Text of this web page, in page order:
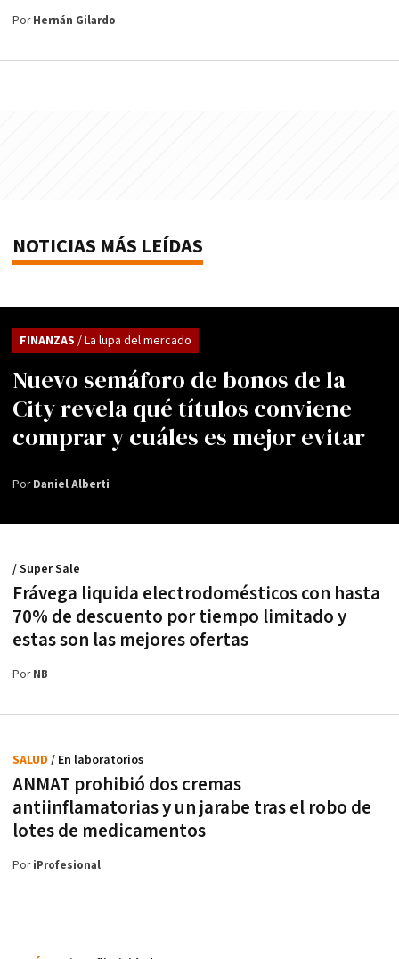
PorHernán Gilardo
NOTICIAS MÁS LEÍDAS
Nuevo semáforo de bonos de la
City revela qué títulos conviene
comprar y cuáles es mejor evitar
FINANZAS / La lupa del mercado
PorDaniel Alberti
Frávega liquida electrodomésticos con hasta
70% de descuento por tiempo limitado y
estas son las mejores ofertas
/ Super Sale
PorNB
ANMAT prohibió dos cremas
antiinflamatorias y un jarabe tras el robo de
lotes de medicamentos
SALUD / En laboratorios
PoriProfesional